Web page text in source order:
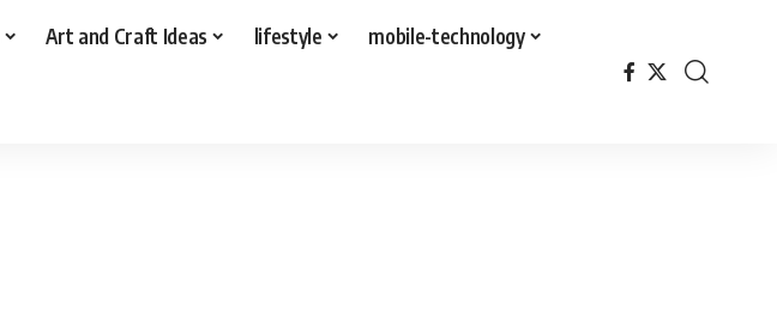
Art and Craft Ideas lifestyle mobile-technology